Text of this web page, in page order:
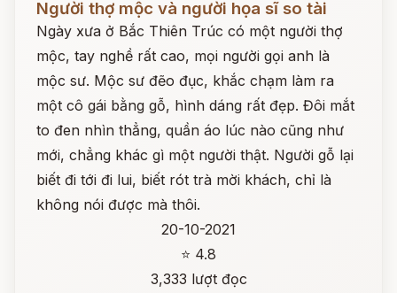
Người thợ mộc và người họa sĩ so tài
Ngày xưa ở Bắc Thiên Trúc có một người thợ
mộc, tay nghề rất cao, mọi người gọi anh là
mộc sư. Mộc sư đẽo đục, khắc chạm làm ra
một cô gái bằng gỗ, hình dáng rất đẹp. Đôi mắt
to đen nhìn thẳng, quần áo lúc nào cũng như
mới, chẳng khác gì một người thật. Người gỗ lại
biết đi tới đi lui, biết rót trà mời khách, chỉ là
không nói được mà thôi.
20-10-2021
⭐ 4.8
3,333 lượt đọc